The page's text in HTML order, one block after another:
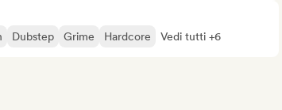
Dubstep Grime Hardcore Vedi tutti +6